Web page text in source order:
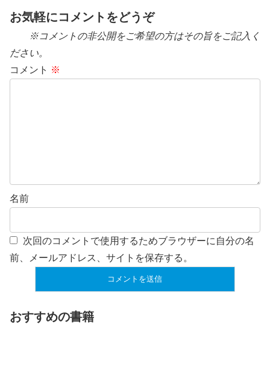
お気軽にコメントをどうぞ
※コメントの非公開をご希望の方はその旨をご記入く
ださい。
コメント ※
名前
次回のコメントで使用するためブラウザーに自分の名
前、メールアドレス、サイトを保存する。
おすすめの書籍